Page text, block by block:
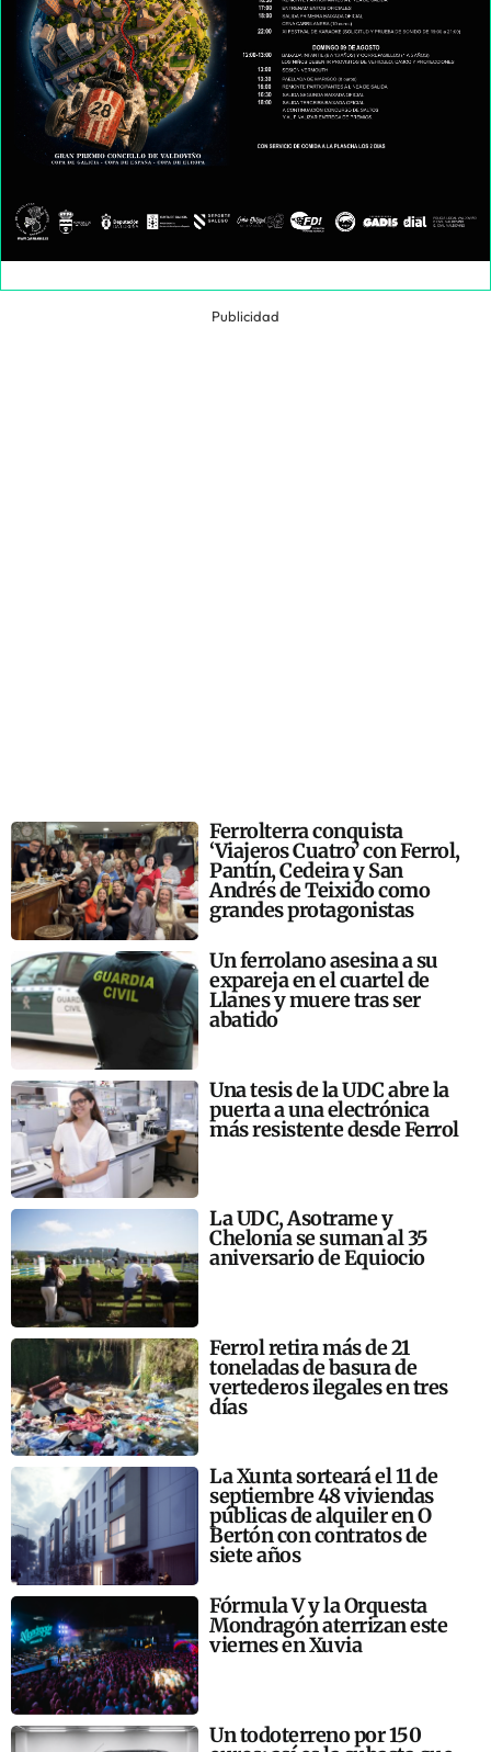
Publicidad
Ferrolterra conquista
‘Viajeros Cuatro’ con Ferrol,
Pantín, Cedeira y San
Andrés de Teixido como
grandes protagonistas
Un ferrolano asesina a su
expareja en el cuartel de
Llanes y muere tras ser
abatido
Una tesis de la UDC abre la
puerta a una electrónica
más resistente desde Ferrol
La UDC, Asotrame y
Chelonia se suman al 35
aniversario de Equiocio
Ferrol retira más de 21
toneladas de basura de
vertederos ilegales en tres
días
La Xunta sorteará el 11 de
septiembre 48 viviendas
públicas de alquiler en O
Bertón con contratos de
siete años
Fórmula V y la Orquesta
Mondragón aterrizan este
viernes en Xuvia
Un todoterreno por 150